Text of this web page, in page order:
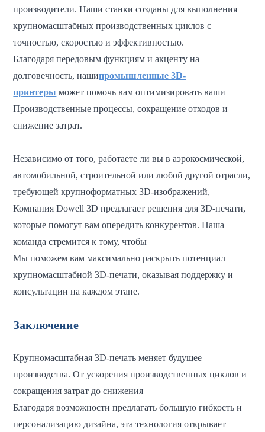
производители. Наши станки созданы для выполнения
крупномасштабных производственных циклов с
точностью, скоростью и эффективностью.
Благодаря передовым функциям и акценту на
долговечность, нашипромышленные 3D-
принтеры может помочь вам оптимизировать ваши
Производственные процессы, сокращение отходов и
снижение затрат.
Независимо от того, работаете ли вы в аэрокосмической,
автомобильной, строительной или любой другой отрасли,
требующей крупноформатных 3D-изображений,
Компания Dowell 3D предлагает решения для 3D-печати,
которые помогут вам опередить конкурентов. Наша
команда стремится к тому, чтобы
Мы поможем вам максимально раскрыть потенциал
крупномасштабной 3D-печати, оказывая поддержку и
консультации на каждом этапе.
Заключение
Крупномасштабная 3D-печать меняет будущее
производства. От ускорения производственных циклов и
сокращения затрат до снижения
Благодаря возможности предлагать большую гибкость и
персонализацию дизайна, эта технология открывает